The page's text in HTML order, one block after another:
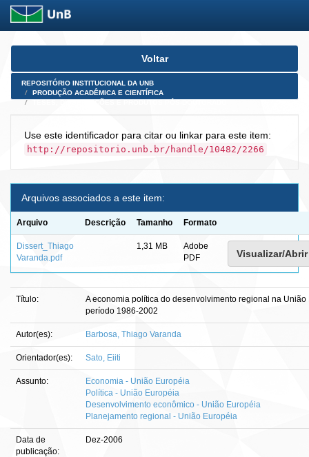
Skip
Voltar
REPOSITÓRIO INSTITUCIONAL DA UNB
PRODUÇÃO ACADÊMICA E CIENTÍFICA
Use este identificador para citar ou linkar para este item:
http://repositorio.unb.br/handle/10482/2266
Arquivos associados a este item:
Arquivo Descrição Tamanho Formato
Dissert_Thiago
Varanda.pdf
1,31 MB
Adobe
PDF
Visualizar/Abrir
Título:
A economia política do desenvolvimento regional na
período 1986-2002
Autor(es): Barbosa, Thiago Varanda
Orientador(es): Sato, Eiiti
Assunto:
Economia - União Européia
Política - União Européia
Desenvolvimento econômico - União Européia
Planejamento regional - União Européia
Data de
publicação:
Dez-2006